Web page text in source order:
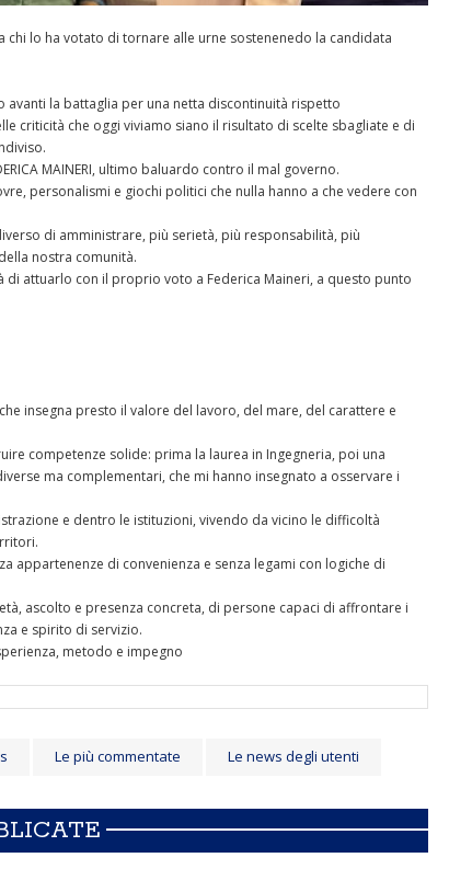
chi lo ha votato di tornare alle urne sostenenedo la candidata
la battaglia per una netta discontinuità rispetto
criticità che oggi viviamo siano il risultato di scelte sbagliate e di
MAINERI, ultimo baluardo contro il mal governo.
personalismi e giochi politici che nulla hanno a che vedere con
di amministrare, più serietà, più responsabilità, più
nostra comunità.
di attuarlo con il proprio voto a Federica Maineri, a questo punto
insegna presto il valore del lavoro, del mare, del carattere e
competenze solide: prima la laurea in Ingegneria, poi una
ma complementari, che mi hanno insegnato a osservare i
e dentro le istituzioni, vivendo da vicino le difficoltà
appartenenze di convenienza e senza legami con logiche di
ascolto e presenza concreta, di persone capaci di affrontare i
e spirito di servizio.
metodo e impegno
Le più commentate Le news degli utenti